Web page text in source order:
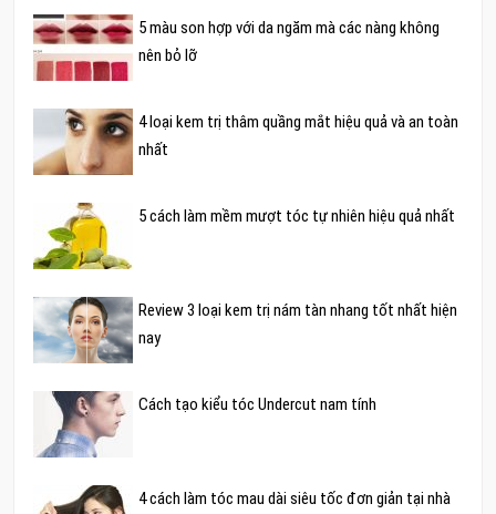
5 màu son hợp với da ngăm mà các nàng không
nên bỏ lỡ
4 loại kem trị thâm quầng mắt hiệu quả và an toàn
nhất
5 cách làm mềm mượt tóc tự nhiên hiệu quả nhất
Review 3 loại kem trị nám tàn nhang tốt nhất hiện
nay
Cách tạo kiểu tóc Undercut nam tính
4 cách làm tóc mau dài siêu tốc đơn giản tại nhà